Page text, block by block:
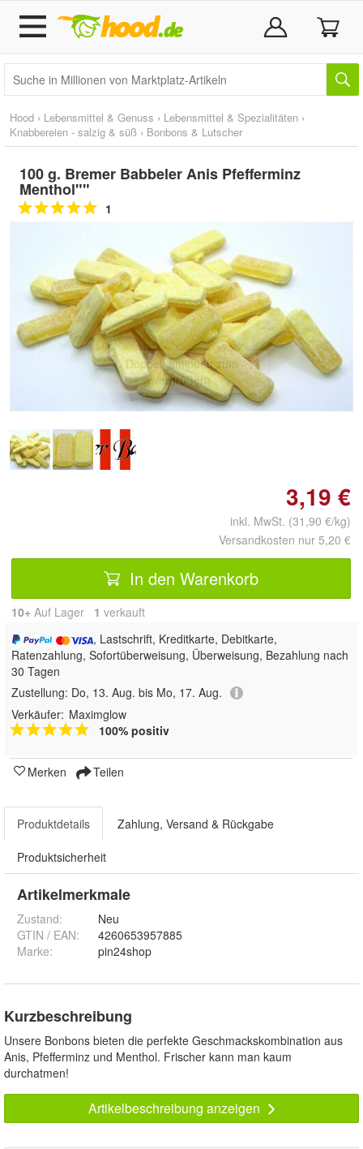
Hood › Lebensmittel & Genuss › Lebensmittel & Spezialitäten ›
Knabbereien - salzig & süß › Bonbons & Lutscher
100 g. Bremer Babbeler Anis Pfefferminz
Menthol""
1
Doppelt antippen zum
vergrößern
3,19 €
inkl. MwSt. (31,90 €/kg)
Versandkosten nur 5,20 €
In den Warenkorb
10+ Auf Lager 1 verkauft
, Lastschrift, Kreditkarte, Debitkarte,
Ratenzahlung, Sofortüberweisung, Überweisung, Bezahlung nach
30 Tagen
Zustellung: Do, 13. Aug. bis Mo, 17. Aug.
Verkäufer: Maximglow
100% positiv
Merken Teilen
Produktdetails Zahlung, Versand & Rückgabe
Produktsicherheit
Artikelmerkmale
Zustand:
Neu
GTIN / EAN:
4260653957885
Marke:
pin24shop
Kurzbeschreibung
Unsere Bonbons bieten die perfekte Geschmackskombination aus
Anis, Pfefferminz und Menthol. Frischer kann man kaum
durchatmen!
Artikelbeschreibung anzeigen